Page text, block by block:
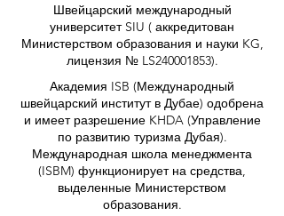
Швейцарский международный
университет SIU ( аккредитован
Министерством образования и науки KG,
лицензия № LS240001853).
Академия ISB (Международный
швейцарский институт в Дубае) одобрена
и имеет разрешение KHDA (Управление
по развитию туризма Дубая).
Международная школа менеджмента
(ISBM) функционирует на средства,
выделенные Министерством
образования.